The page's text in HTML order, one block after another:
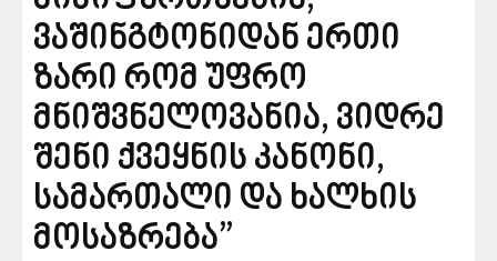
ვაშინგტონიდან ერთი
ზარი რომ უფრო
მნიშვნელოვანია, ვიდრე
შენი ქვეყნის კანონი,
სამართალი და ხალხის
მოსაზრება”